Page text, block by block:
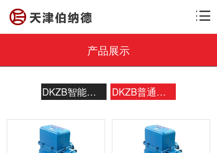
产品展示
DKZB智能一体化电动执行器 DKZB普通型电动执行器